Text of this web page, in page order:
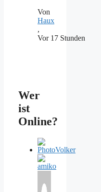
Von
Haux
,
Vor 17 Stunden
Wer
ist
Online?